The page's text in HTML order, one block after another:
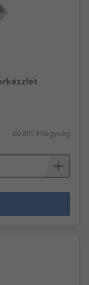
60 855 Ft/egység